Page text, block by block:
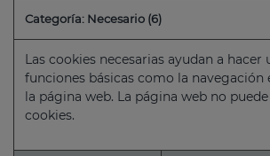
Categoría: Necesario (6)
Las cookies necesarias ayudan a
funciones básicas como la navegación
la página web. La página web no
cookies.